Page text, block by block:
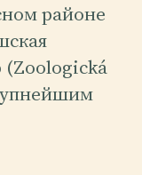
районе
(Zoologická